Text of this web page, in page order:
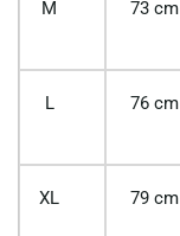
M 73 cm
L 76 cm
XL 79 cm